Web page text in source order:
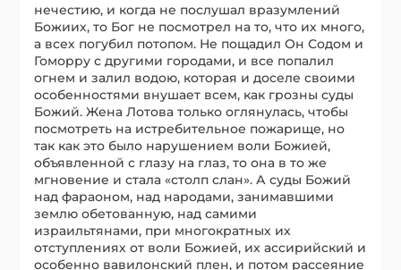
нечестию, и когда не послушал вразумлений
Божиих, то Бог не посмотрел на то, что их много,
а всех погубил потопом. Не пощадил Он Содом и
Гоморру с другими городами, и все попалил
огнем и залил водою, которая и доселе своими
особенностями внушает всем, как грозны суды
Божий. Жена Лотова только оглянулась, чтобы
посмотреть на истребительное пожарище, но
так как это было нарушением воли Божией,
объявленной с глазу на глаз, то она в то же
мгновение и стала «столп слан». А суды Божий
над фараоном, над народами, занимавшими
землю обетованную, над самими
израильтянами, при многократных их
отступлениях от воли Божией, их ассирийский и
особенно вавилонский плен, и потом рассеяние